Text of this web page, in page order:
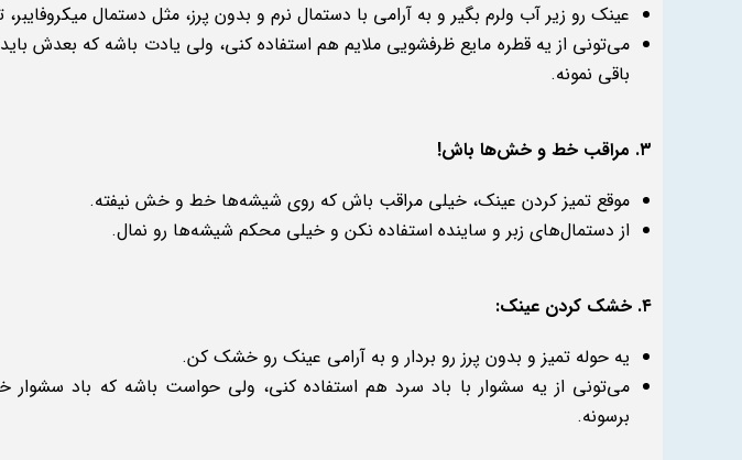
عینک رو زیر آب ولرم بگیر و به آرامی با دستمال نرم و بدون پرز، مثل دستمال
می‌تونی از یه قطره مایع ظرفشویی ملایم هم استفاده کنی، ولی یادت باشه که بعدش
باقی نمونه.
۳. مراقب خط و خش‌ها باش!
موقع تمیز کردن عینک، خیلی مراقب باش که روی شیشه‌ها خط و خش نیفته.
از دستمال‌های زبر و ساینده استفاده نکن و خیلی محکم شیشه‌ها رو نمال.
۴. خشک کردن عینک:
یه حوله تمیز و بدون پرز رو بردار و به آرامی عینک رو خشک کن.
می‌تونی از یه سشوار با باد سرد هم استفاده کنی، ولی حواست باشه که باد
برسونه.